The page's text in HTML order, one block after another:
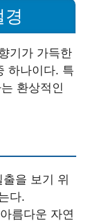
경
기가 가득한
하나이다. 특
환상적인
을 보기 위
다.
름다운 자연